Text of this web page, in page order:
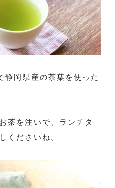
静岡県産の茶葉を使った
茶を注いで、ランチタ
くださいね。